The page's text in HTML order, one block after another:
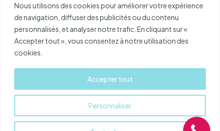
Nous utilisons des cookies pour améliorer votre expérience
de navigation, diffuser des publicités ou du contenu
personnalisés, et analyser notre trafic. En cliquant sur «
Accepter tout », vous consentez à notre utilisation des
cookies.
Personnaliser
Accepter tout
Nos produits
Contact
AVENUE DE LA
BRIÈRE
44350
GUERANDE
@2024 TAC Piscines - Réalisé par